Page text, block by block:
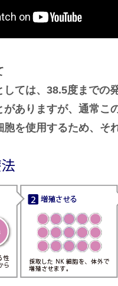
しては、38.5度までの
ありますが、通常こ
を使用するため、そ